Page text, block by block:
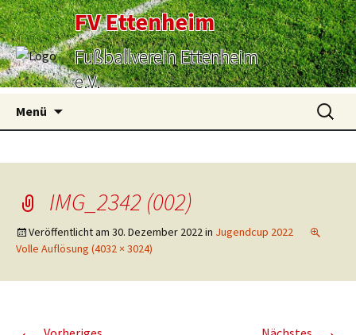
FV Ettenheim
Fußballverein Ettenheim
e.V.
Menü
Suchen
nach:
IMG_2342 (002)
Veröffentlicht am 30. Dezember 2022in Jugendcup 2022
Volle Auflösung (4032 × 3024)